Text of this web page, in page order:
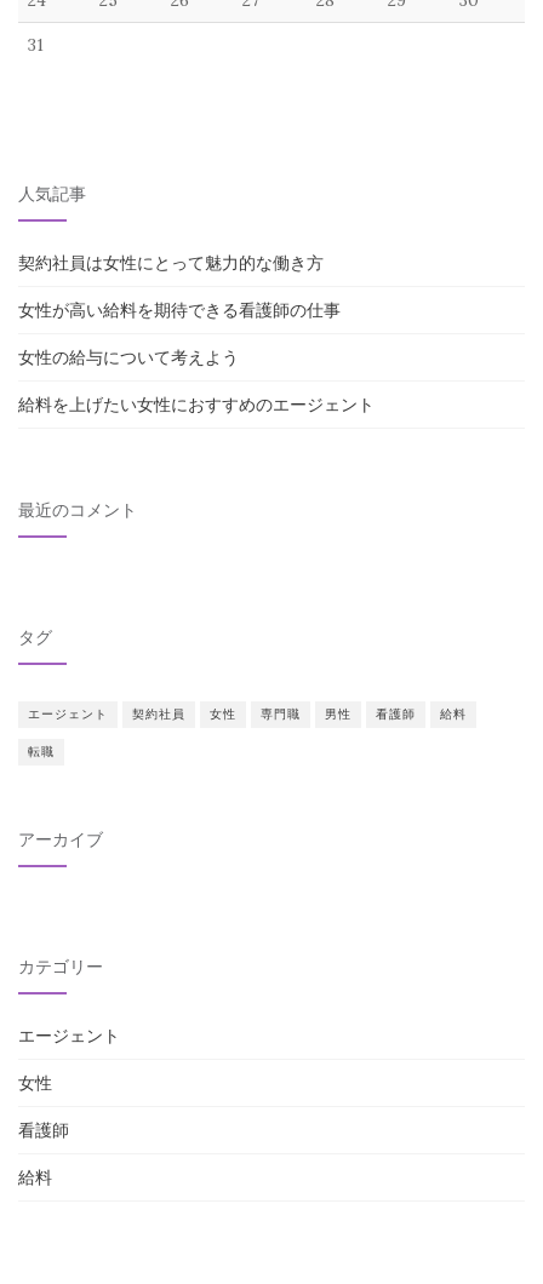
31
人気記事
契約社員は女性にとって魅力的な働き方
女性が高い給料を期待できる看護師の仕事
女性の給与について考えよう
給料を上げたい女性におすすめのエージェント
最近のコメント
タグ
エージェント 契約社員 女性 専門職 男性 看護師 給料
転職
アーカイブ
カテゴリー
エージェント
女性
看護師
給料